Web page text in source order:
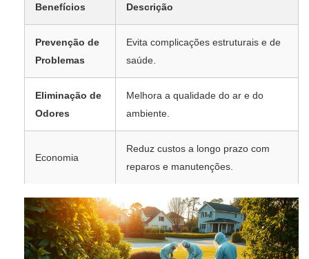
Benefícios Descrição
Prevenção de
Problemas
Evita complicações estruturais e de
saúde.
Eliminação de
Odores
Melhora a qualidade do ar e do
ambiente.
Economia
Reduz custos a longo prazo com
reparos e manutenções.